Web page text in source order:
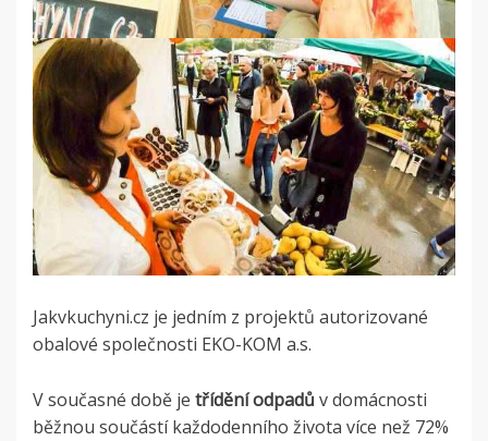
Jakvkuchyni.cz je jedním z projektů autorizované
obalové společnosti EKO-KOM a.s.
V současné době je třídění odpadů v domácnosti
běžnou součástí každodenního života více než 72%